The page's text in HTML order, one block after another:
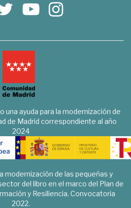
una ayuda para la modernización de
de Madrid correspondiente al año
2024
modernización de las pequeñas y
del libro en el marco del Plan de
y Resiliencia. Convocatoria
2022.